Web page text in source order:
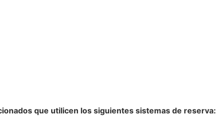
que utilicen los siguientes sistemas de reserva: